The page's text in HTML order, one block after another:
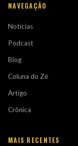
NAVEGAÇÃO
Notícias
Podcast
Blog
Coluna do Zé
Artigo
Crônica
MAIS RECENTES